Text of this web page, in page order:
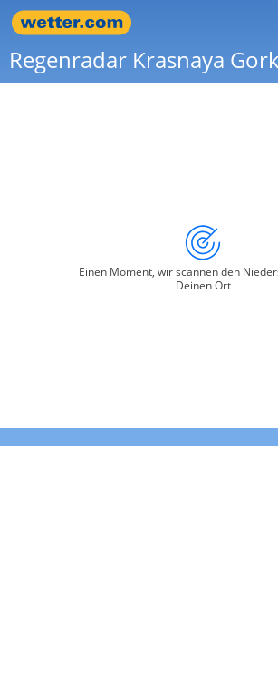
Regenradar Krasnaya
Einen Moment, wir scannen den
Deinen Ort